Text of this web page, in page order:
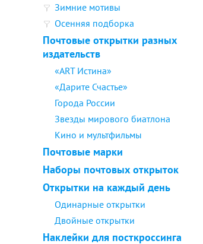
Зимние мотивы
Осенняя подборка
Почтовые открытки разных
издательств
«ART Истина»
«Дарите Счастье»
Города России
Звезды мирового биатлона
Кино и мультфильмы
Почтовые марки
Наборы почтовых открыток
Открытки на каждый день
Одинарные открытки
Двойные открытки
Наклейки для посткроссинга